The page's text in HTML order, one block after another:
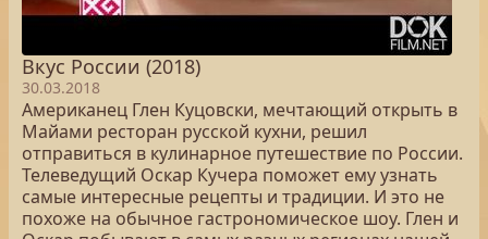
Вкус России (2018)
30.03.2018
Американец Глен Куцовски, мечтающий открыть в
Майами ресторан русской кухни, решил
отправиться в кулинарное путешествие по России.
Телеведущий Оскар Кучера поможет ему узнать
самые интересные рецепты и традиции. И это не
похоже на обычное гастрономическое шоу. Глен и